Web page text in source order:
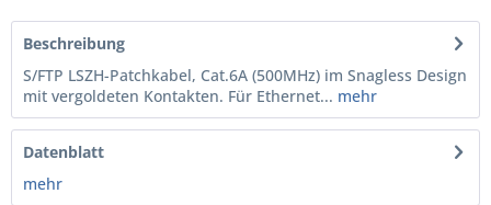
Beschreibung
S/FTP LSZH-Patchkabel, Cat.6A (500MHz) im Snagless Design
mit vergoldeten Kontakten. Für Ethernet... mehr
Datenblatt
mehr